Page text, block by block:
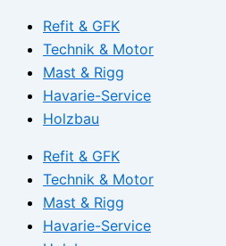
Refit & GFK
Technik & Motor
Mast & Rigg
Havarie-Service
Holzbau
Refit & GFK
Technik & Motor
Mast & Rigg
Havarie-Service